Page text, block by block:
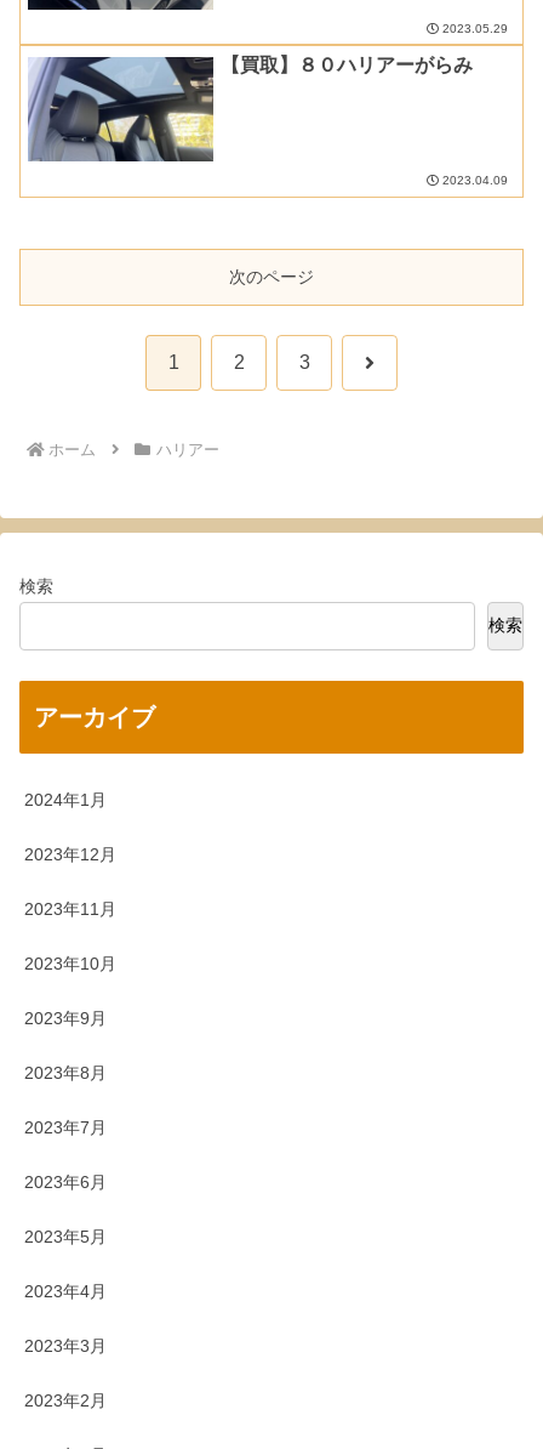
2023.05.29
【買取】８０ハリアーがらみ
2023.04.09
次のページ
1 2 3 次
ホーム ハリアー
検索
検索
アーカイブ
2024年1月
2023年12月
2023年11月
2023年10月
2023年9月
2023年8月
2023年7月
2023年6月
2023年5月
2023年4月
2023年3月
2023年2月